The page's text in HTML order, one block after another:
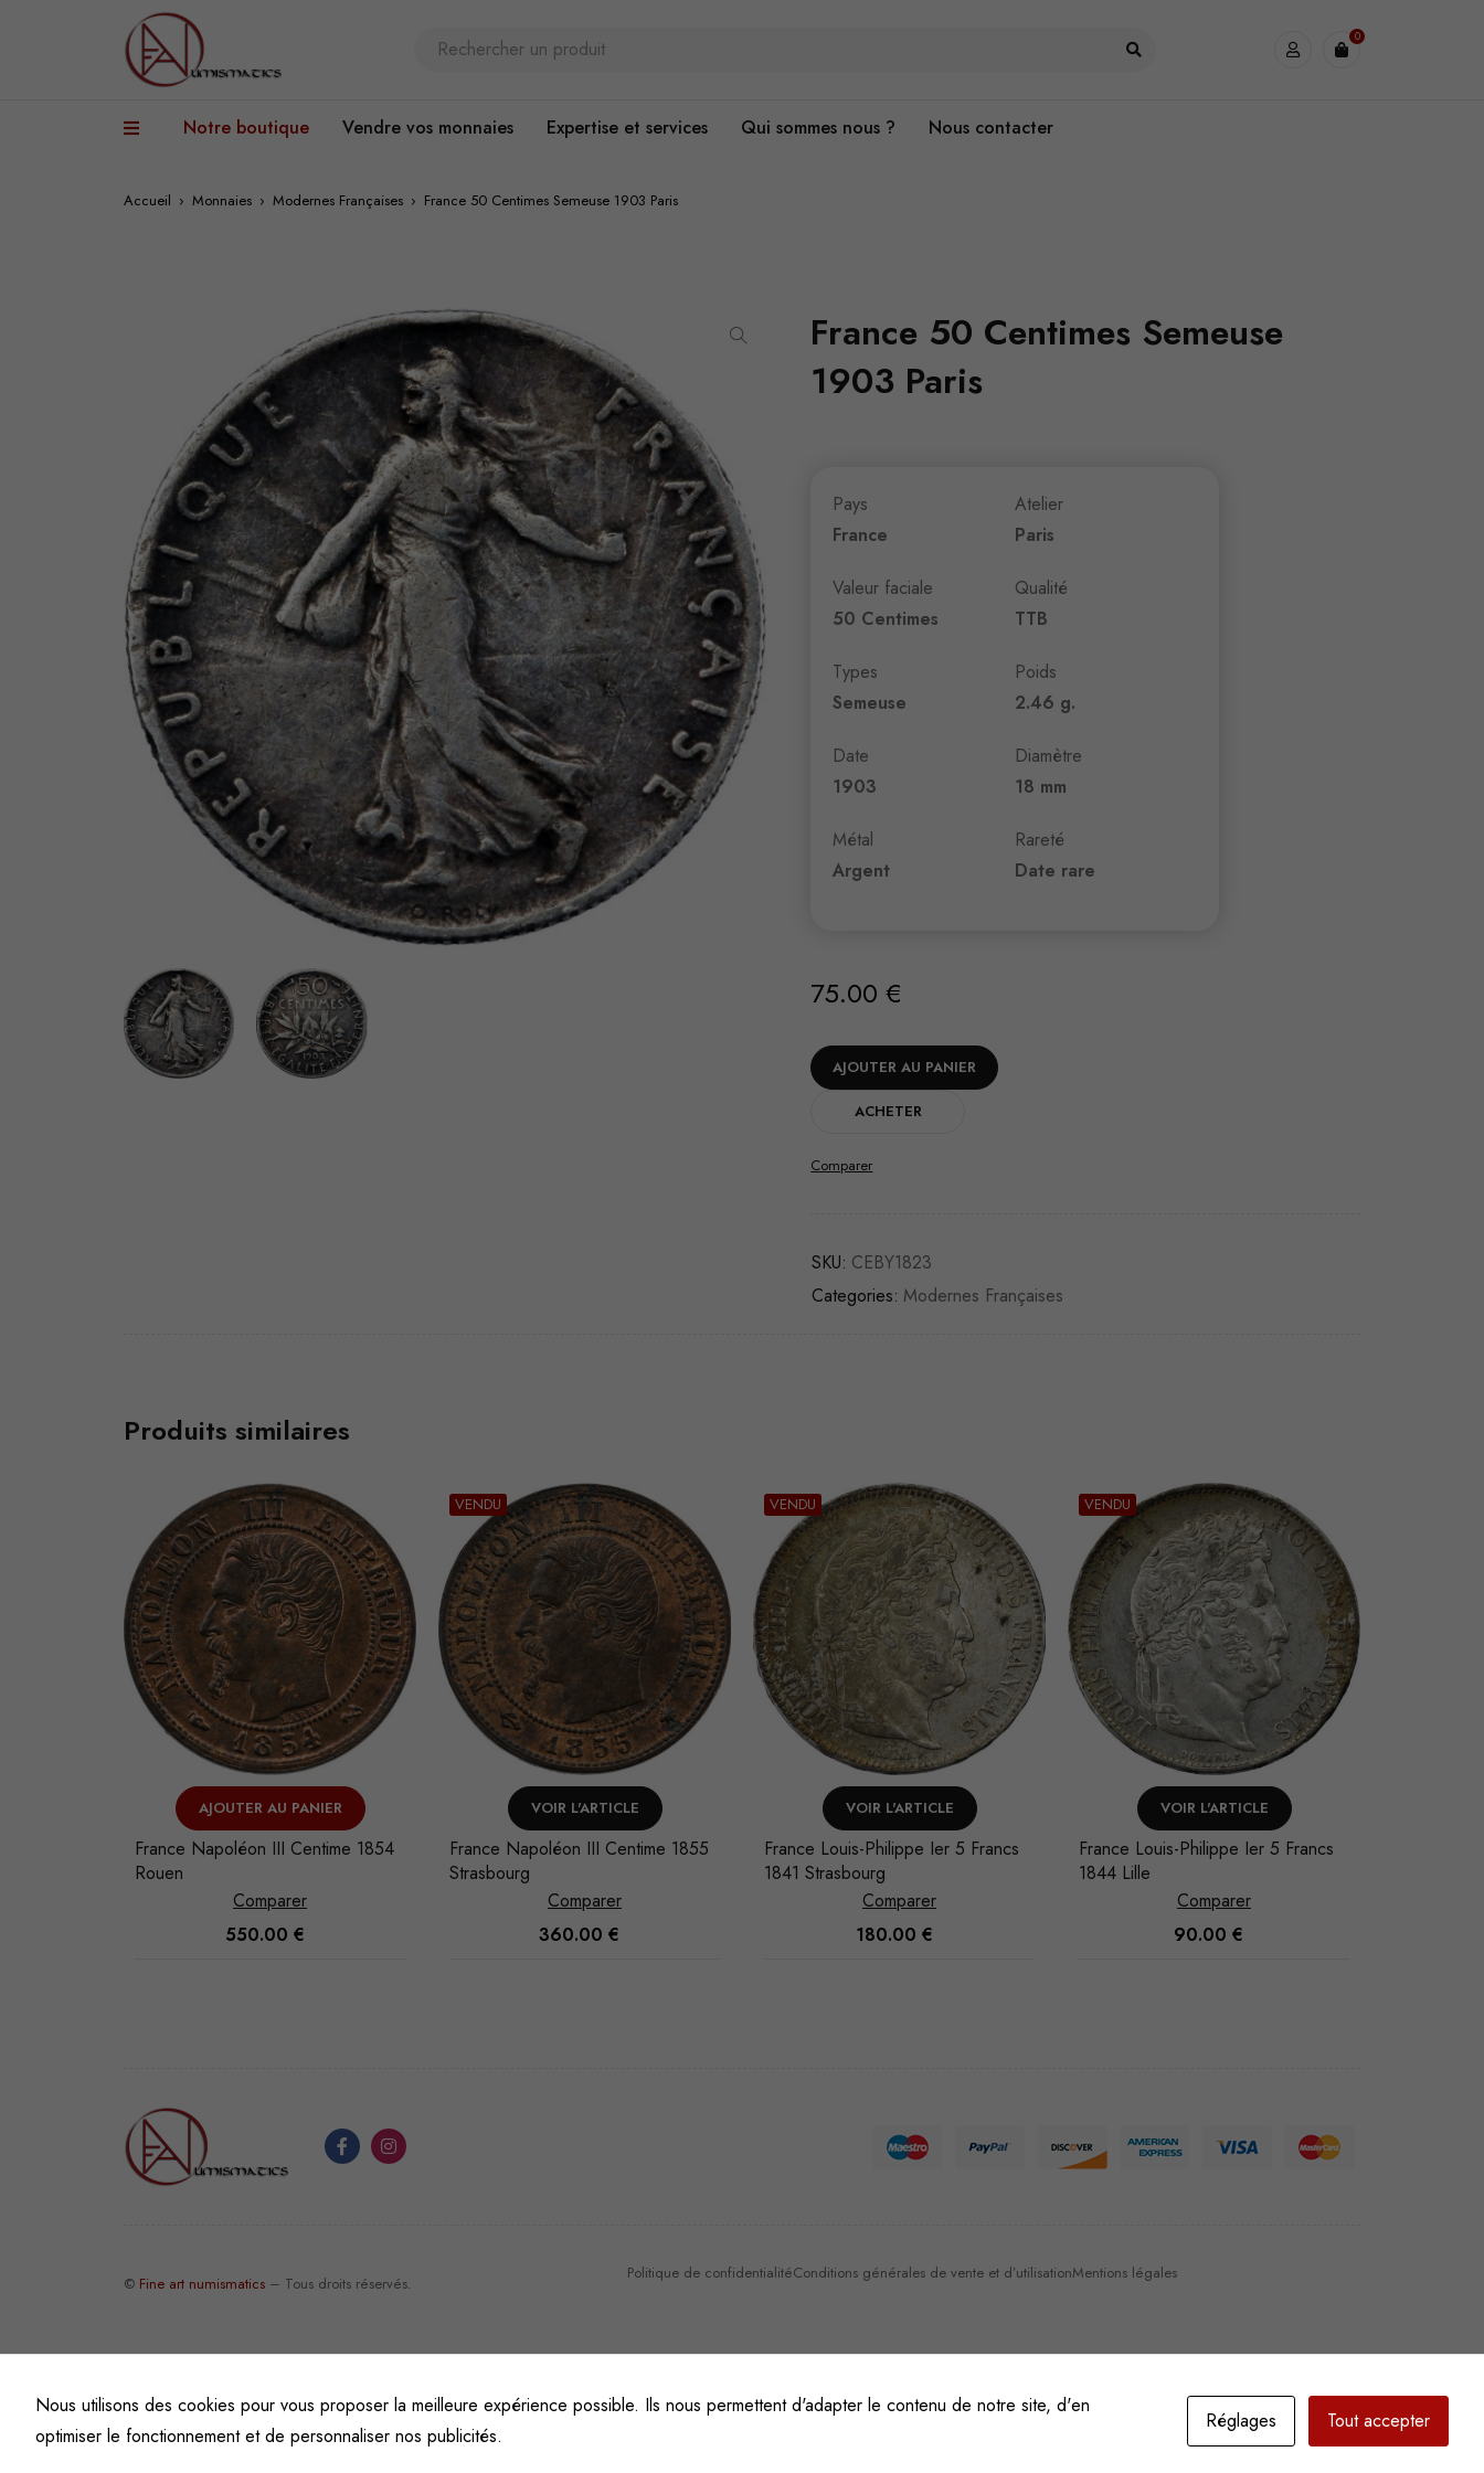
0
Notre boutique Vendre vos monnaies Expertise et services Qui sommes nous ? Nous contacter
Accueil › Monnaies › Modernes Françaises › France 50 Centimes Semeuse 1903 Paris
France 50 Centimes Semeuse
1903 Paris
Pays
France
Valeur faciale
50 Centimes
Types
Semeuse
Date
1903
Métal
Argent
Atelier
Paris
Qualité
TTB
Poids
2.46 g.
Diamètre
18 mm
Rareté
Date rare
75.00€
AJOUTER AU PANIER
ACHETER
Comparer
SKU: CEBY1823
Categories: Modernes Françaises
Produits similaires
AJOUTER AU PANIER
France Napoléon III Centime 1854
Rouen
Comparer
550.00 €
VENDU
VOIR L'ARTICLE
France Napoléon III Centime 1855
Strasbourg
Comparer
360.00 €
VENDU
VOIR L'ARTICLE
France Louis-Philippe Ier 5 Francs
1841 Strasbourg
Comparer
180.00 €
VENDU
VOIR L'ARTICLE
France Louis-Philippe Ier 5 Francs
1844 Lille
Comparer
90.00 €
© Fine art numismatics – Tous droits réservés.
Politique de confidentialitéConditions générales de vente et d’utilisationMentions légales
Nous utilisons des cookies pour vous proposer la meilleure expérience possible. Ils nous permettent d'adapter le contenu de notre site, d'en
optimiser le fonctionnement et de personnaliser nos publicités.
Réglages Tout accepter
Afin que
puissions
Il est